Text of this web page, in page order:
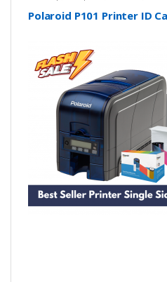
Printer ID Card
Polaroid P101 Printer ID